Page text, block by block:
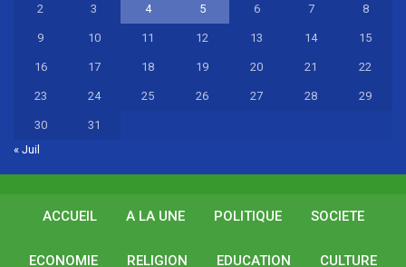
2 3 4 5 6 7 8
9 10 11 12 13 14 15
16 17 18 19 20 21 22
23 24 25 26 27 28 29
30
31
« Juil
ACCUEIL A LA UNE POLITIQUE SOCIETE
ECONOMIE RELIGION EDUCATION CULTURE